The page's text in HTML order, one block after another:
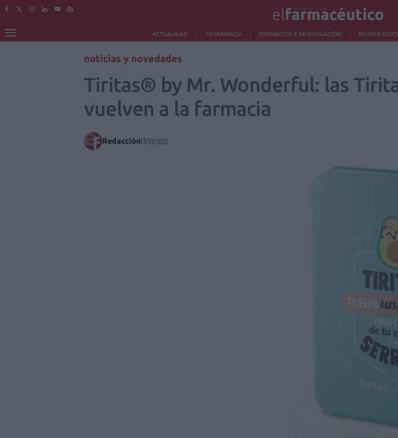
ACTUALIDAD TU FARMACIA FORMACIÓN E INVESTIGACIÓN REVISTA
noticias y novedades
Tiritas® by Mr. Wonderful: las
vuelven a la farmacia
Redacción13/10/2022